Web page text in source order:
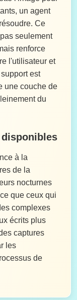
un agent
Ce
seulement
renforce
l'utilisateur et
est
une couche de
du
à la
de la
nocturnes
que ceux qui
complexes
écrits plus
captures
les
de